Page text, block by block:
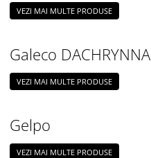
VEZI MAI MULTE PRODUSE
Galeco DACHRYNNA
VEZI MAI MULTE PRODUSE
Gelpo
VEZI MAI MULTE PRODUSE